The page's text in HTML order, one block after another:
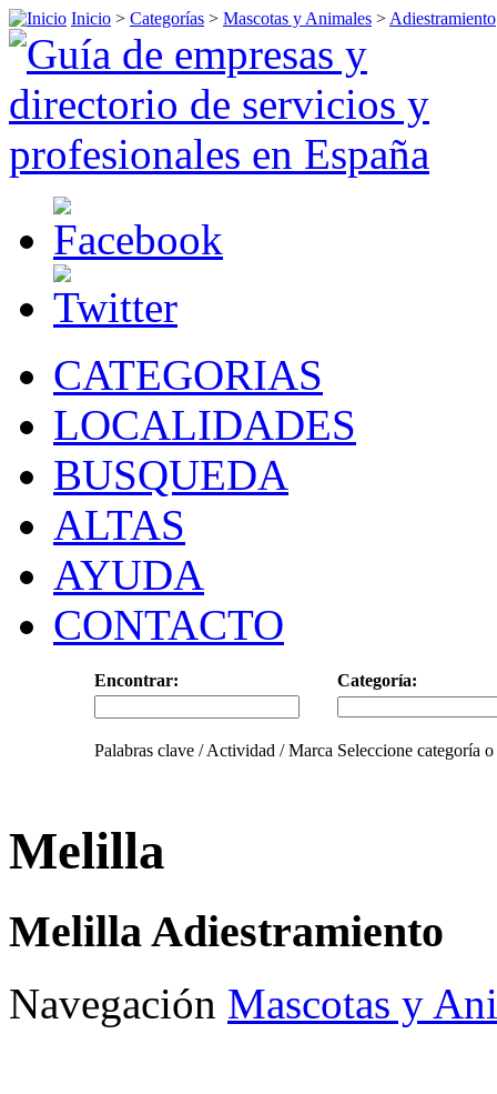
Inicio > Categorías > Mascotas y Animales > Adiestramiento
CATEGORIAS
LOCALIDADES
BUSQUEDA
ALTAS
AYUDA
CONTACTO
Encontrar: Categoría:
Palabras clave / Actividad / Marca Seleccione categoría
Melilla
Melilla Adiestramiento
Navegación Mascotas y